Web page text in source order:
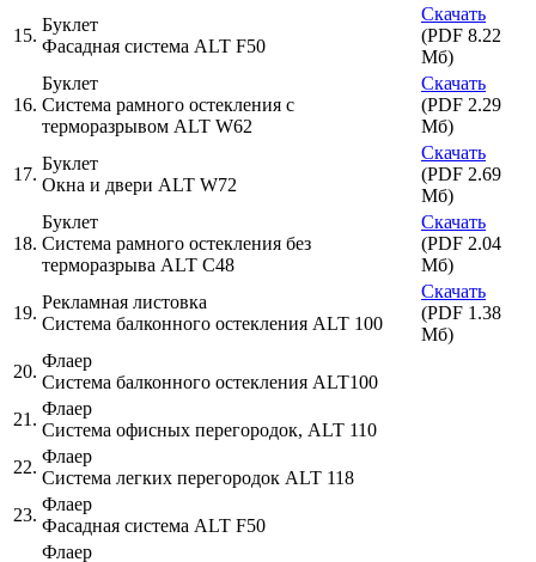
15.
Буклет
Фасадная система ALT F50
Скачать
(PDF 8.22
Мб)
16.
Буклет
Система рамного остекления с
терморазрывом ALT W62
Скачать
(PDF 2.29
Мб)
17.
Буклет
Окна и двери ALT W72
Скачать
(PDF 2.69
Мб)
18.
Буклет
Система рамного остекления без
терморазрыва ALT C48
Скачать
(PDF 2.04
Мб)
19.
Рекламная листовка
Система балконного остекления ALT 100
Скачать
(PDF 1.38
Мб)
20.
Флаер
Система балконного остекления ALT100
21.
Флаер
Система офисных перегородок, ALT 110
22.
Флаер
Система легких перегородок ALT 118
23.
Флаер
Фасадная система ALT F50
Флаер